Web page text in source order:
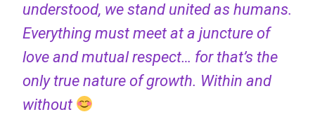
understood, we stand united as humans.
Everything must meet at a juncture of
love and mutual respect… for that’s the
only true nature of growth. Within and
without